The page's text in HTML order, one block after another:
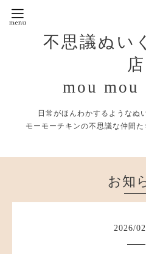
不思議ぬい
店
mou mou
日常がほんわかするようなぬ
モーモーチキンの不思議な仲間た
お知
2026/02